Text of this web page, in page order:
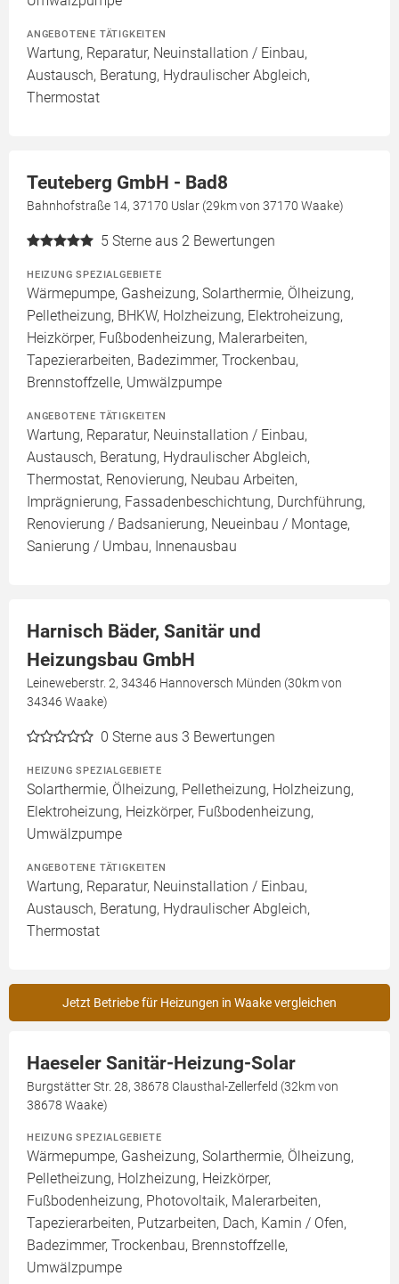
ANGEBOTENE TÄTIGKEITEN
Wartung, Reparatur, Neuinstallation / Einbau,
Austausch, Beratung, Hydraulischer Abgleich,
Thermostat
Teuteberg GmbH - Bad8
Bahnhofstraße 14, 37170 Uslar (29km von 37170 Waake)
5 Sterne aus 2 Bewertungen
HEIZUNG SPEZIALGEBIETE
Wärmepumpe, Gasheizung, Solarthermie, Ölheizung,
Pelletheizung, BHKW, Holzheizung, Elektroheizung,
Heizkörper, Fußbodenheizung, Malerarbeiten,
Tapezierarbeiten, Badezimmer, Trockenbau,
Brennstoffzelle, Umwälzpumpe
ANGEBOTENE TÄTIGKEITEN
Wartung, Reparatur, Neuinstallation / Einbau,
Austausch, Beratung, Hydraulischer Abgleich,
Thermostat, Renovierung, Neubau Arbeiten,
Imprägnierung, Fassadenbeschichtung, Durchführung,
Renovierung / Badsanierung, Neueinbau / Montage,
Sanierung / Umbau, Innenausbau
Harnisch Bäder, Sanitär und
Heizungsbau GmbH
Leineweberstr. 2, 34346 Hannoversch Münden (30km von
34346 Waake)
0 Sterne aus 3 Bewertungen
HEIZUNG SPEZIALGEBIETE
Solarthermie, Ölheizung, Pelletheizung, Holzheizung,
Elektroheizung, Heizkörper, Fußbodenheizung,
Umwälzpumpe
ANGEBOTENE TÄTIGKEITEN
Wartung, Reparatur, Neuinstallation / Einbau,
Austausch, Beratung, Hydraulischer Abgleich,
Thermostat
Jetzt Betriebe für Heizungen in Waake vergleichen
Haeseler Sanitär-Heizung-Solar
Burgstätter Str. 28, 38678 Clausthal-Zellerfeld (32km von
38678 Waake)
HEIZUNG SPEZIALGEBIETE
Wärmepumpe, Gasheizung, Solarthermie, Ölheizung,
Pelletheizung, Holzheizung, Heizkörper,
Fußbodenheizung, Photovoltaik, Malerarbeiten,
Tapezierarbeiten, Putzarbeiten, Dach, Kamin / Ofen,
Badezimmer, Trockenbau, Brennstoffzelle,
Umwälzpumpe